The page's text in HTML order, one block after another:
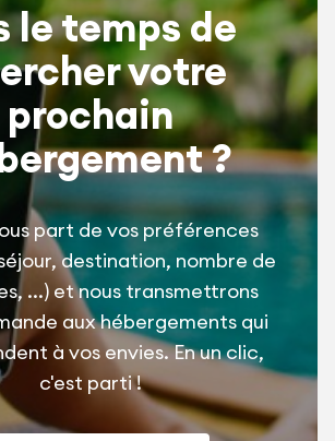
le temps de
votre
prochain
?
part de vos préférences
destination, nombre de
...) et nous transmettrons
aux hébergements qui
à vos envies. En un clic,
c'est parti !